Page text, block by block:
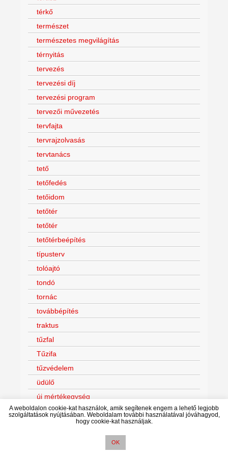
térkő
természet
természetes megvilágítás
térnyitás
tervezés
tervezési díj
tervezési program
tervezői művezetés
tervfajta
tervrajzolvasás
tervtanács
tető
tetőfedés
tetőidom
tetőtér
tetőtér
tetőtérbeépítés
típusterv
tolóajtó
tondó
tornác
továbbépítés
traktus
tűzfal
Tűzifa
tűzvédelem
üdülő
új mértékegység
urbanizáció
üvegre ragasztható tapéta
A weboldalon cookie-kat használok, amik segítenek engem a lehető legjobb
szolgáltatások nyújtásában. Weboldalam további használatával jóváhagyod,
hogy cookie-kat használjak.
OK